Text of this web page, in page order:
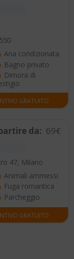
Aria condizionata
Bagno privato
Dimora di
GRATUITO
da: 69€
47, Milano
Animali ammessi
Fuga romantica
Parcheggio
GRATUITO